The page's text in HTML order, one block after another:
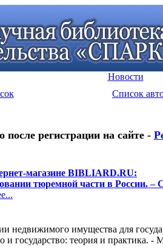
Новости
Список
регистрации на сайте -
магазине BIBLIARD.RU:
тюремной части в России. –
имущества для
государство: теория и практика.